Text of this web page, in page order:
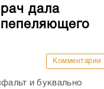
дала
Комментарии
и буквально